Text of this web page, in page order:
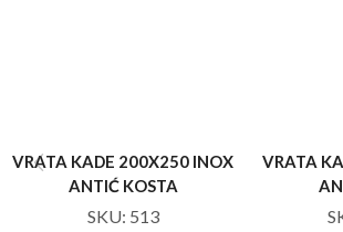
VRATA KADE 200X250 INOX
ANTIĆ KOSTA
SKU: 513
VRATA